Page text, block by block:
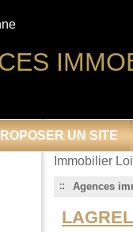
UN SITE
Immobilier
Agences